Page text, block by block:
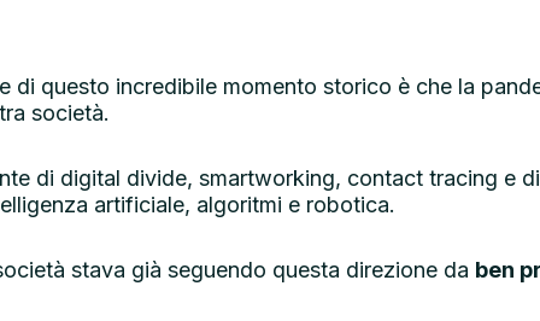
di questo incredibile momento storico è che la
società.
di digital divide, smartworking, contact tracing e
artificiale, algoritmi e robotica.
stava già seguendo questa direzione da ben